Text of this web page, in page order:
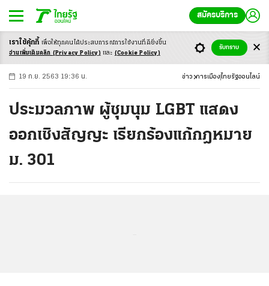
สมัครบริการ
-ก ก ก+
19 ก.ย. 2563 19:36 น. ข่าว การเมือง ไทยรัฐออนไลน์
ประมวลภาพ ผู้ชุมนุม LGBT แสดง
ออกเชิงสัญญะ เรียกร้องแก้กฎหมาย
ม. 301
เราใช้คุ้กกี้ เพื่อให้ทุกคนได้ประสบการณ์การใช้งานที่ดียิ่งขึ้น
อ่านเพิ่มเติมคลิก (Privacy Policy) และ (Cookie Policy)
รับทราบ